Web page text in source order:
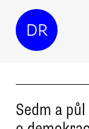
DR
Sedm a